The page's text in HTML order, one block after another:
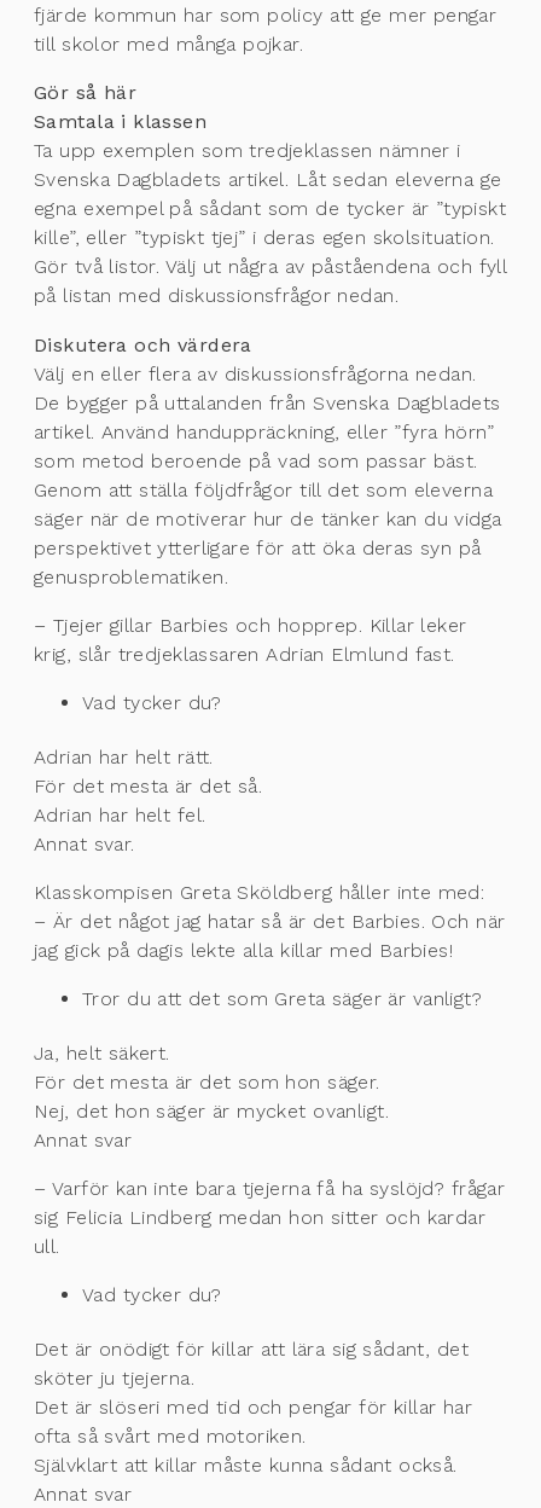
fjärde kommun har som policy att ge mer pengar
till skolor med många pojkar.
Gör så här
Samtala i klassen
Ta upp exemplen som tredjeklassen nämner i
Svenska Dagbladets artikel. Låt sedan eleverna ge
egna exempel på sådant som de tycker är ”typiskt
kille”, eller ”typiskt tjej” i deras egen skolsituation.
Gör två listor. Välj ut några av påståendena och fyll
på listan med diskussionsfrågor nedan.
Diskutera och värdera
Välj en eller flera av diskussionsfrågorna nedan.
De bygger på uttalanden från Svenska Dagbladets
artikel. Använd handuppräckning, eller ”fyra hörn”
som metod beroende på vad som passar bäst.
Genom att ställa följdfrågor till det som eleverna
säger när de motiverar hur de tänker kan du vidga
perspektivet ytterligare för att öka deras syn på
genusproblematiken.
– Tjejer gillar Barbies och hopprep. Killar leker
krig, slår tredjeklassaren Adrian Elmlund fast.
Vad tycker du?
Adrian har helt rätt.
För det mesta är det så.
Adrian har helt fel.
Annat svar.
Klasskompisen Greta Sköldberg håller inte med:
– Är det något jag hatar så är det Barbies. Och när
jag gick på dagis lekte alla killar med Barbies!
Tror du att det som Greta säger är vanligt?
Ja, helt säkert.
För det mesta är det som hon säger.
Nej, det hon säger är mycket ovanligt.
Annat svar
– Varför kan inte bara tjejerna få ha syslöjd? frågar
sig Felicia Lindberg medan hon sitter och kardar
ull.
Vad tycker du?
Det är onödigt för killar att lära sig sådant, det
sköter ju tjejerna.
Det är slöseri med tid och pengar för killar har
ofta så svårt med motoriken.
Självklart att killar måste kunna sådant också.
Annat svar